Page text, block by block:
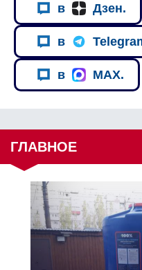
в Дзен.
в
в MAX.
ГЛАВНОЕ